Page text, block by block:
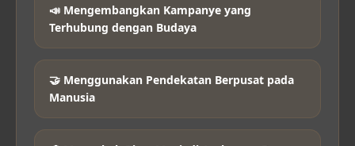
📣 Mengembangkan Kampanye yang
Terhubung dengan Budaya
🤝 Menggunakan Pendekatan Berpusat pada
Manusia